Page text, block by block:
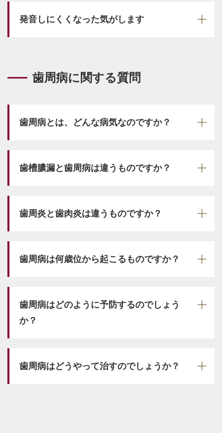
発音しにくくなった気がします
歯周病に関する質問
歯周病とは、どんな病気なのですか？
歯槽膿漏と歯周病は違うものですか？
歯周炎と歯肉炎は違うものですか？
歯周病は何歳位から起こるものですか？
歯周病はどのように予防するのでしょう
か？
歯周病はどうやって治すのでしょうか？